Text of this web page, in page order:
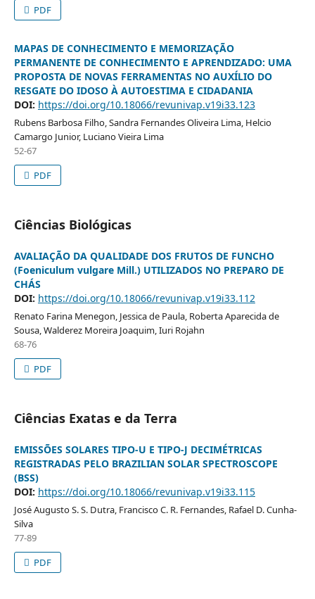
PDF
MAPAS DE CONHECIMENTO E MEMORIZAÇÃO
PERMANENTE DE CONHECIMENTO E APRENDIZADO: UMA
PROPOSTA DE NOVAS FERRAMENTAS NO AUXÍLIO DO
RESGATE DO IDOSO À AUTOESTIMA E CIDADANIA
DOI: https://doi.org/10.18066/revunivap.v19i33.123
Rubens Barbosa Filho, Sandra Fernandes Oliveira Lima, Helcio
Camargo Junior, Luciano Vieira Lima
52-67
PDF
Ciências Biológicas
AVALIAÇÃO DA QUALIDADE DOS FRUTOS DE FUNCHO
(Foeniculum vulgare Mill.) UTILIZADOS NO PREPARO DE
CHÁS
DOI: https://doi.org/10.18066/revunivap.v19i33.112
Renato Farina Menegon, Jessica de Paula, Roberta Aparecida de
Sousa, Walderez Moreira Joaquim, Iuri Rojahn
68-76
PDF
Ciências Exatas e da Terra
EMISSÕES SOLARES TIPO-U E TIPO-J DECIMÉTRICAS
REGISTRADAS PELO BRAZILIAN SOLAR SPECTROSCOPE
(BSS)
DOI: https://doi.org/10.18066/revunivap.v19i33.115
José Augusto S. S. Dutra, Francisco C. R. Fernandes, Rafael D. Cunha-
Silva
77-89
PDF